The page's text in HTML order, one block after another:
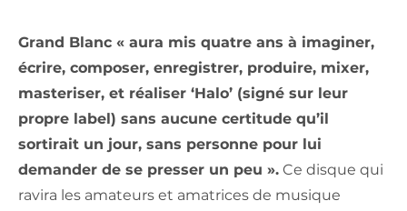
Grand Blanc « aura mis quatre ans à imaginer,
écrire, composer, enregistrer, produire, mixer,
masteriser, et réaliser ‘Halo’ (signé sur leur
propre label) sans aucune certitude qu’il
sortirait un jour, sans personne pour lui
demander de se presser un peu ». Ce disque qui
ravira les amateurs et amatrices de musique